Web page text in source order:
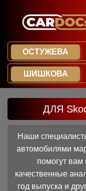
ОСТУЖЕВА
ШИШКОВА
ДЛЯ
Наши
автомобилями
помогут
качественные
год выпуска и